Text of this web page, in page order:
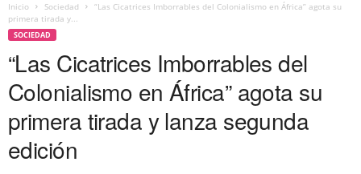
Inicio Sociedad
“Las Cicatrices Imborrables del Colonialismo en África” agota su
primera tirada y...
SOCIEDAD
“Las Cicatrices Imborrables del
Colonialismo en África” agota su
primera tirada y lanza segunda
edición